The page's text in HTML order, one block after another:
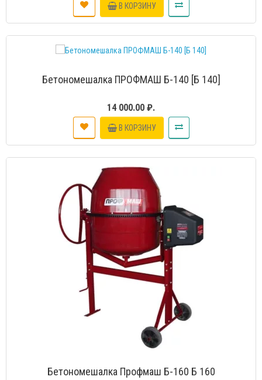
В КОРЗИНУ
Бетономешалка ПРОФМАШ Б-140 [Б 140]
14 000.00 ₽.
В КОРЗИНУ
Бетономешалка Профмаш Б-160 Б 160